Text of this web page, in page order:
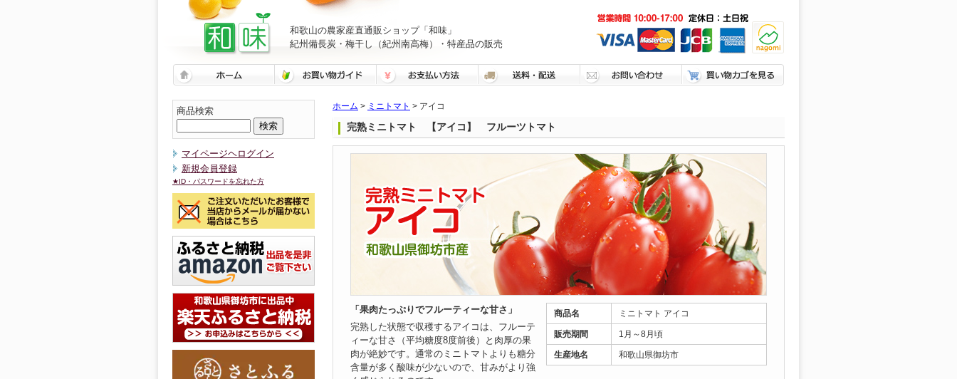
和歌山の農家産直通販ショップ「和味」
紀州備長炭・梅干し（紀州南高梅）・特産品の販売
商品検索
マイページヘログイン
新規会員登録
★ID・パスワードを忘れた方
ホーム > ミニトマト > アイコ
完熟ミニトマト 【アイコ】 フルーツトマト
商品名 ミニトマト アイコ
販売期間 1月～8月頃
生産地名 和歌山県御坊市
「果肉たっぷりでフルーティーな甘さ」
完熟した状態で収穫するアイコは、フルーテ
ィーな甘さ（平均糖度8度前後）と肉厚の果
肉が絶妙です。通常のミニトマトよりも糖分
含量が多く酸味が少ないので、甘みがより強